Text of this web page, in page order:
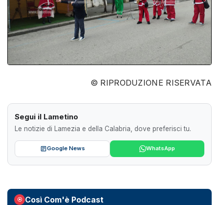
© RIPRODUZIONE RISERVATA
Segui il Lametino
Le notizie di Lamezia e della Calabria, dove preferisci tu.
Google News WhatsApp
Così Com'è Podcast